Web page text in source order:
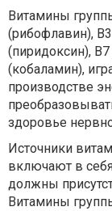
Витамины
(рибофлавин),
(пиридоксин),
(кобаламин),
производстве
здоровье
Источники
включают в
должны
Витамины